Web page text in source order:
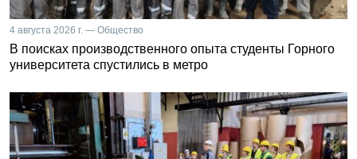
4 августа 2026 г. — Общество
В поисках производственного опыта студенты Горного
университета спустились в метро